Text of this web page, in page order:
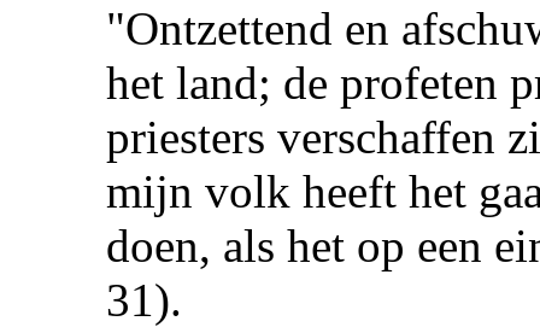
"Ontzettend en
het land; de profeten
priesters verschaffen
mijn volk heeft het
doen, als het op een
31).